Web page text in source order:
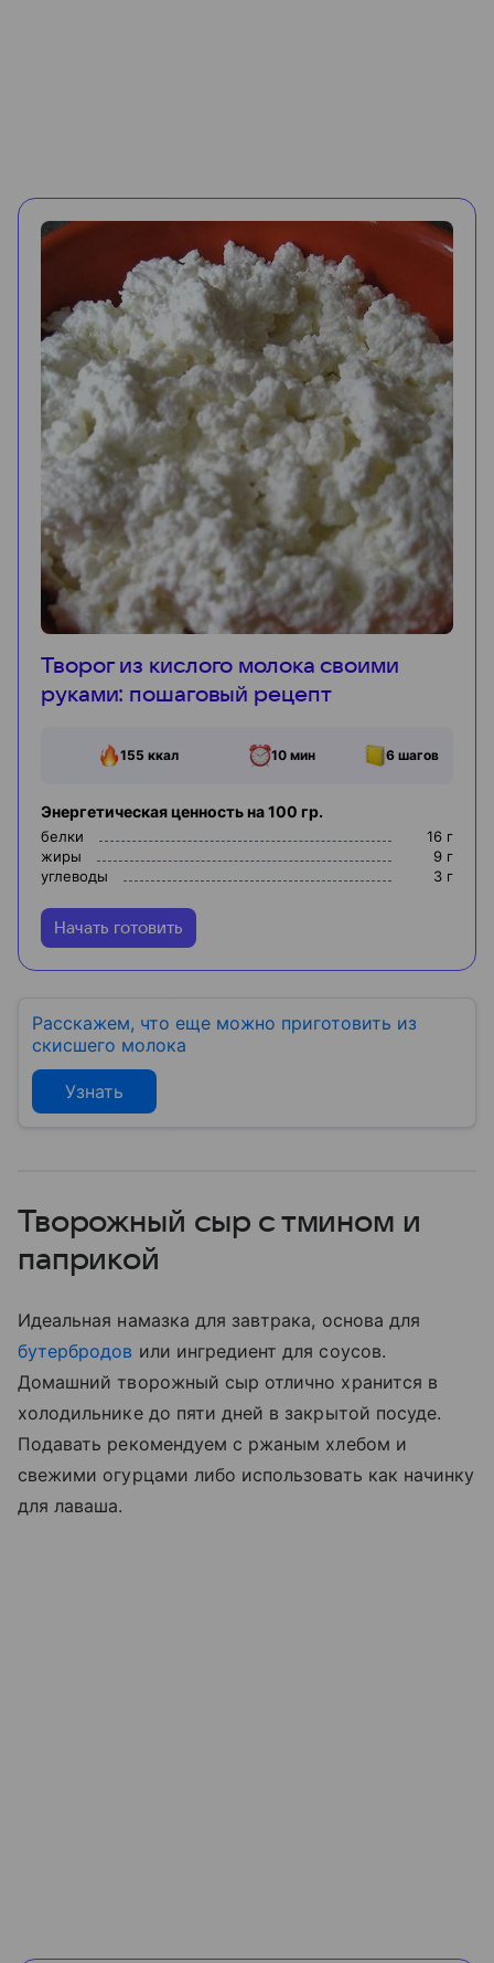
Творог из кислого молока своими
руками: пошаговый рецепт
155 ккал 10 мин 6 шагов
Энергетическая ценность на 100 гр.
белки 16 г
жиры
9 г
углеводы
3 г
Начать готовить
Расскажем, что еще можно приготовить из
скисшего молока
Узнать
Творожный сыр с тмином и
паприкой
Идеальная намазка для завтрака, основа для
бутербродов или ингредиент для соусов.
Домашний творожный сыр отлично хранится в
холодильнике до пяти дней в закрытой посуде.
Подавать рекомендуем с ржаным хлебом и
свежими огурцами либо использовать как начинку
для лаваша.